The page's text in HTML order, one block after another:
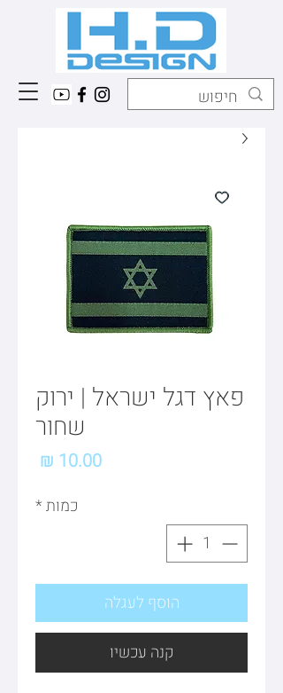
פאץ דגל ישראל | ירוק
שחור
כמות*
הוסף לעגלה
קנה עכשיו